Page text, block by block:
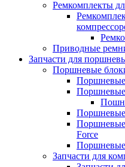
Ремкомплекты
Приводные
Запчасти для
Поршневые
Поршневые
Поршневые
Поршневые
Поршневые
Force
Поршневые
Запчасти для